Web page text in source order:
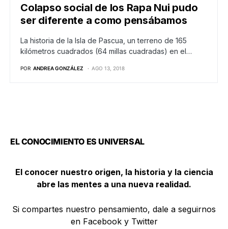
Colapso social de los Rapa Nui pudo
ser diferente a como pensábamos
La historia de la Isla de Pascua, un terreno de 165
kilómetros cuadrados (64 millas cuadradas) en el…
POR ANDREA GONZÁLEZ AGO 13, 2018
EL CONOCIMIENTO ES UNIVERSAL
El conocer nuestro origen, la historia y la ciencia
abre las mentes a una nueva realidad.
Si compartes nuestro pensamiento, dale a seguirnos
en Facebook y Twitter